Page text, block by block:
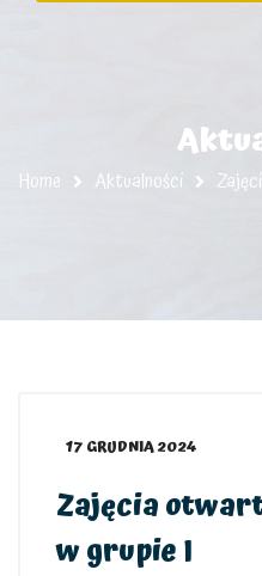
Home Aktualności
17 GRUDNIA 2024
Zajęcia
w grupie I